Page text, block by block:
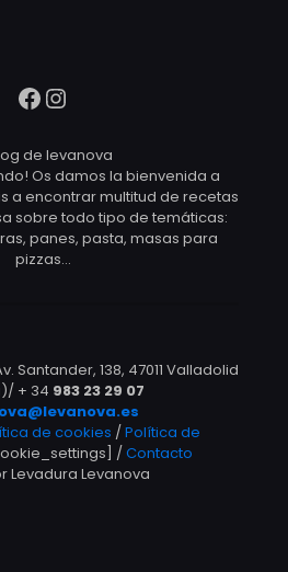
Facebook
Instagram
de levanova
Os damos la bienvenida a
a encontrar multitud de recetas
sobre todo tipo de temáticas:
panes, pasta, masas para
pizzas…
Santander, 138, 47011 Valladolid
+ 34 983 23 29 07
de cookies / Política de
/ Contacto
Levadura Levanova